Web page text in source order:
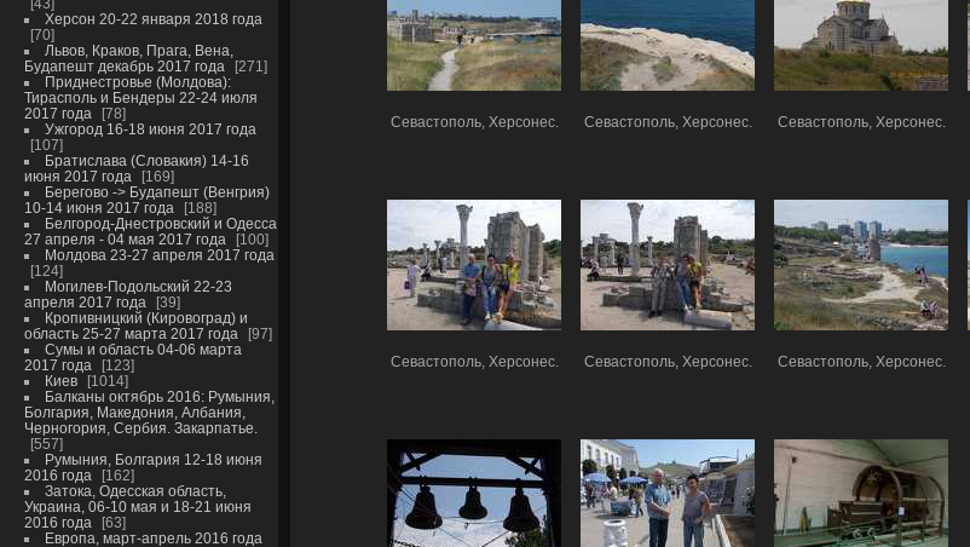
Херсон 20-22 января 2018 года
70
Львов, Краков, Прага, Вена,
Будапешт декабрь 2017 года
271
Приднестровье (Молдова):
Тирасполь и Бендеры 22-24 июля
2017 года
78
Ужгород 16-18 июня 2017 года
107
Братислава (Словакия) 14-16
июня 2017 года
169
Берегово -> Будапешт (Венгрия)
10-14 июня 2017 года
188
Белгород-Днестровский и Одесса
27 апреля - 04 мая 2017 года
100
Молдова 23-27 апреля 2017 года
124
Могилев-Подольский 22-23
апреля 2017 года
39
Кропивницкий (Кировоград) и
область 25-27 марта 2017 года
97
Сумы и область 04-06 марта
2017 года
123
Киев
1014
Балканы октябрь 2016: Румыния,
Болгария, Македония, Албания,
Черногория, Сербия. Закарпатье.
557
Румыния, Болгария 12-18 июня
2016 года
162
Затока, Одесская область,
Украина, 06-10 мая и 18-21 июня
2016 года
63
Европа, март-апрель 2016 года
Севастополь, Херсонес. Севастополь, Херсонес. Севастополь, Херсонес.
Севастополь, Херсонес. Севастополь, Херсонес. Севастополь, Херсонес.